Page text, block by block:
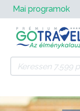
Mai programok